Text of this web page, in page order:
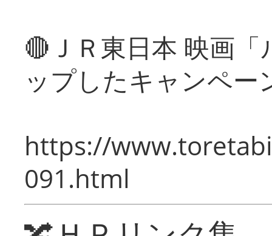
🔴ＪＲ東日本 映画
ップしたキャンペー
https://
091.html